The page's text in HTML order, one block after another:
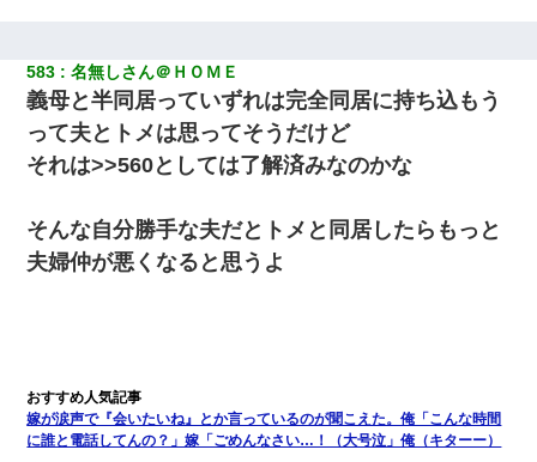
583 名無しさん＠ＨＯＭＥ
義母と半同居っていずれは完全同居に持ち込もう
って夫とトメは思ってそうだけど
それは>>560としては了解済みなのかな
そんな自分勝手な夫だとトメと同居したらもっと
夫婦仲が悪くなると思うよ
嫁が涙声で『会いたいね』とか言っているのが聞こえた。俺「こんな時間
に誰と電話してんの？」嫁「ごめんなさい…！（大号泣」俺（キターー）